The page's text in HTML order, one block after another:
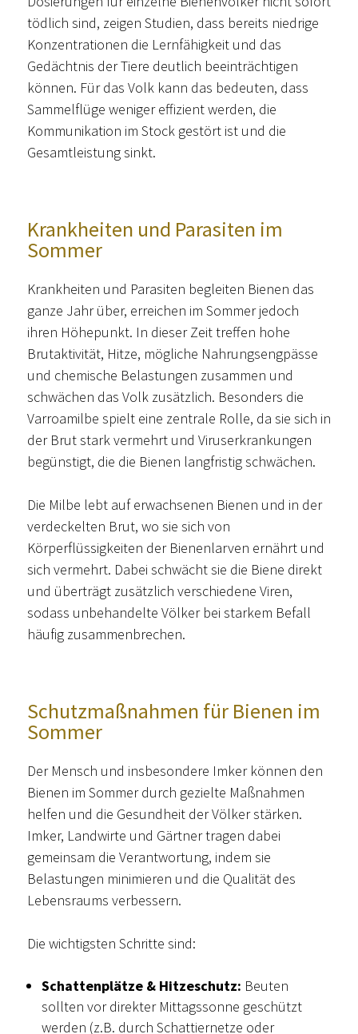
tödlich sind, zeigen Studien, dass bereits niedrige
Konzentrationen die Lernfähigkeit und das
Gedächtnis der Tiere deutlich beeinträchtigen
können. Für das Volk kann das bedeuten, dass
Sammelflüge weniger effizient werden, die
Kommunikation im Stock gestört ist und die
Gesamtleistung sinkt.
Krankheiten und Parasiten im
Sommer
Krankheiten und Parasiten begleiten Bienen das
ganze Jahr über, erreichen im Sommer jedoch
ihren Höhepunkt. In dieser Zeit treffen hohe
Brutaktivität, Hitze, mögliche Nahrungsengpässe
und chemische Belastungen zusammen und
schwächen das Volk zusätzlich. Besonders die
Varroamilbe spielt eine zentrale Rolle, da sie sich in
der Brut stark vermehrt und Viruserkrankungen
begünstigt, die die Bienen langfristig schwächen.
Die Milbe lebt auf erwachsenen Bienen und in der
verdeckelten Brut, wo sie sich von
Körperflüssigkeiten der Bienenlarven ernährt und
sich vermehrt. Dabei schwächt sie die Biene direkt
und überträgt zusätzlich verschiedene Viren,
sodass unbehandelte Völker bei starkem Befall
häufig zusammenbrechen.
Schutzmaßnahmen für Bienen im
Sommer
Der Mensch und insbesondere Imker können den
Bienen im Sommer durch gezielte Maßnahmen
helfen und die Gesundheit der Völker stärken.
Imker, Landwirte und Gärtner tragen dabei
gemeinsam die Verantwortung, indem sie
Belastungen minimieren und die Qualität des
Lebensraums verbessern.
Die wichtigsten Schritte sind:
Schattenplätze & Hitzeschutz: Beuten
sollten vor direkter Mittagssonne geschützt
werden (z.B. durch Schattiernetze oder